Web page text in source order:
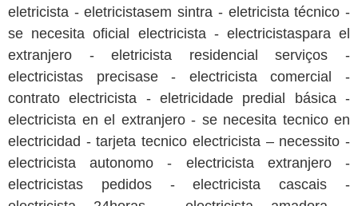
eletricista - eletricistasem sintra - eletricista técnico -
se necesita oficial electricista - electricistaspara el
extranjero - eletricista residencial serviços -
electricistas precisase - electricista comercial -
contrato electricista - eletricidade predial básica -
electricista en el extranjero - se necesita tecnico en
electricidad - tarjeta tecnico electricista – necessito -
electricista autonomo - electricista extranjero -
electricistas pedidos - electricista cascais -